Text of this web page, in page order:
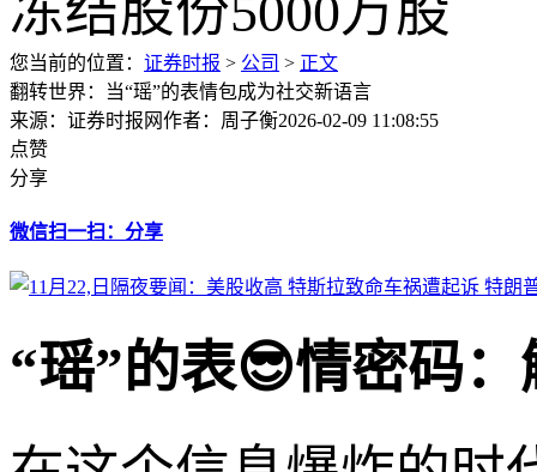
您当前的位置： 证券时报 > 公司 > 正文
翻转世界：当“瑶”的表情包成为社交新语言
来源：证券时报网作者：周子衡2026-02-09 11:08:55
点赞
分享
微信扫一扫：分享
“瑶”的表😎情密码